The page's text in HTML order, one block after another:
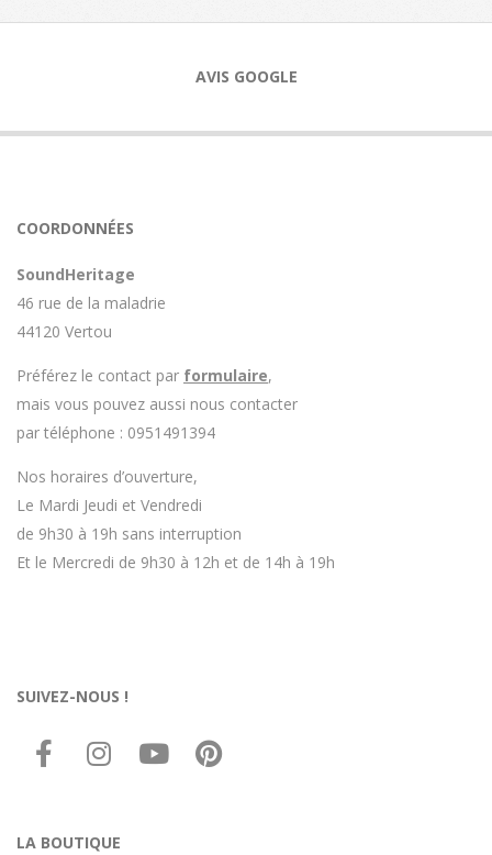
10-
AVIS GOOGLE
COORDONNÉES
SoundHeritage
46 rue de la maladrie
44120 Vertou
Préférez le contact par formulaire,
mais vous pouvez aussi nous contacter
par téléphone : 0951491394
Nos horaires d’ouverture,
Le Mardi Jeudi et Vendredi
de 9h30 à 19h sans interruption
Et le Mercredi de 9h30 à 12h et de 14h à 19h
SUIVEZ-NOUS !
LA BOUTIQUE